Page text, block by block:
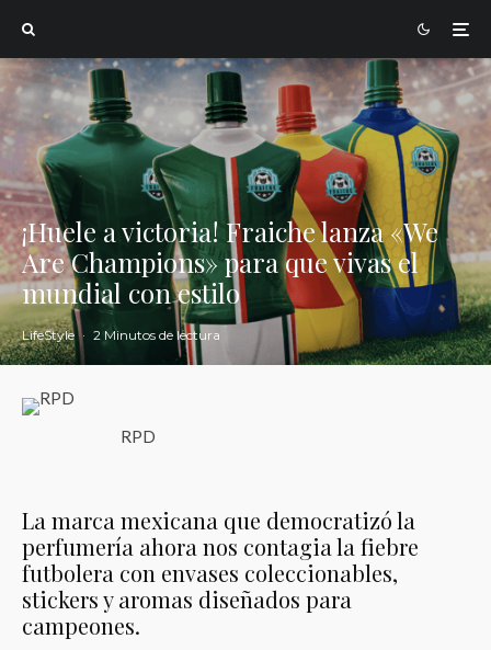
¡Huele a victoria! Fraiche lanza «We
Are Champions» para que vivas el
mundial con estilo
LifeStyle · 2 Minutos de lectura
RPD
La marca mexicana que democratizó la
perfumería ahora nos contagia la fiebre
futbolera con envases coleccionables,
stickers y aromas diseñados para
campeones.